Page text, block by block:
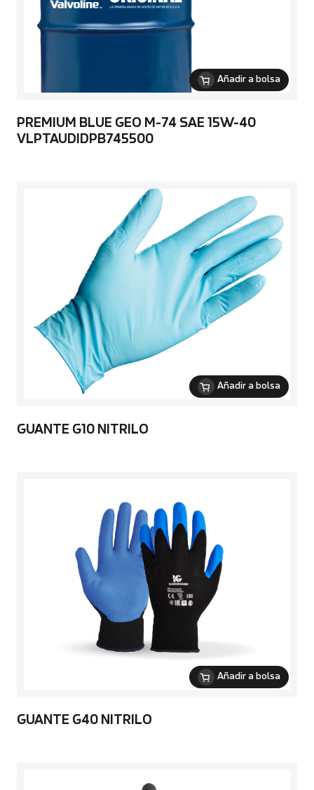
Añadir a bolsa
PREMIUM BLUE GEO M-74 SAE 15W-40
VLPTAUDIDPB745500
Añadir a bolsa
GUANTE G10 NITRILO
Añadir a bolsa
GUANTE G40 NITRILO